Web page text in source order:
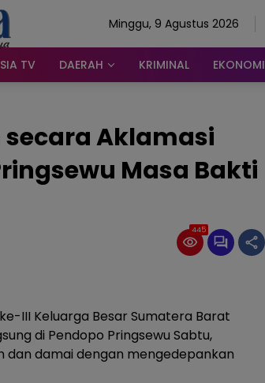
Minggu, 9 Agustus 2026
TV DAERAH KRIMINAL EKONOMI
secara Aklamasi
Masa Bakti
445
III Keluarga Besar Sumatera Barat
di Pendopo Pringsewu Sabtu,
dan damai dengan mengedepankan